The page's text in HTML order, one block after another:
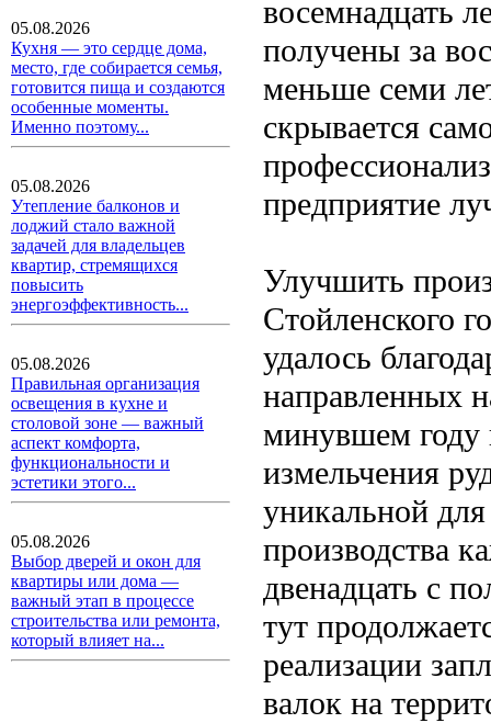
05.08.2026
Кухня — это сердце дома,
место, где собирается семья,
готовится пища и создаются
особенные моменты.
Именно поэтому...
05.08.2026
Утепление балконов и
лоджий стало важной
задачей для владельцев
квартир, стремящихся
повысить
энергоэффективность...
05.08.2026
Правильная организация
освещения в кухне и
столовой зоне — важный
аспект комфорта,
функциональности и
эстетики этого...
05.08.2026
Выбор дверей и окон для
квартиры или дома —
важный этап в процессе
строительства или ремонта,
который влияет на...
восемнадцать
получены за
меньше семи
скрывается
предприятие
Улучшить
Стойленского
удалось
направленных
минувшем году
измельчения
уникальной
производства
двенадцать с
тут
реализации
валок на